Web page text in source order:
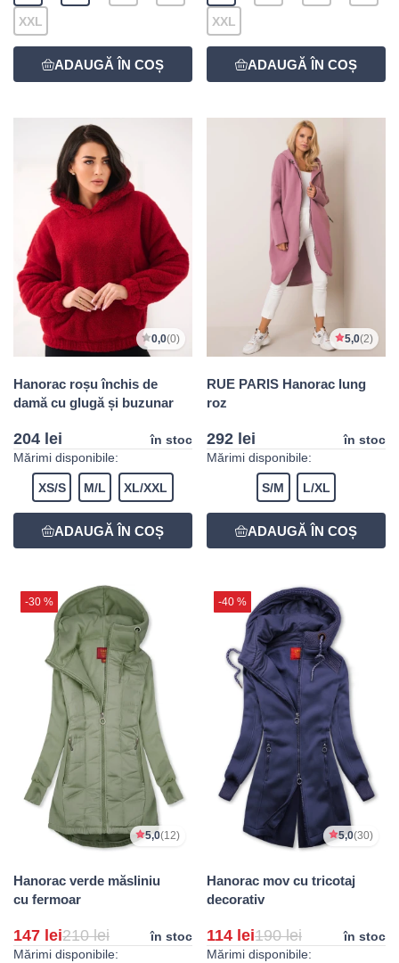
XXL XXL
0,0(0)
Hanorac roșu închis de
damă cu glugă și buzunar
204 lei
în stoc
Mărimi disponibile:
XS/S M/L XL/XXL
5,0(2)
RUE PARIS Hanorac lung
roz
292 lei
în stoc
Mărimi disponibile:
S/M L/XL
-30 %
5,0(12)
Hanorac verde măsliniu
cu fermoar
147 lei210 lei
în stoc
Mărimi disponibile:
-40 %
5,0(30)
Hanorac mov cu tricotaj
decorativ
114 lei190 lei
în stoc
Mărimi disponibile: